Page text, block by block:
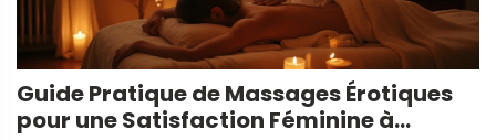
Guide Pratique de Massages Érotiques
pour une Satisfaction Féminine à